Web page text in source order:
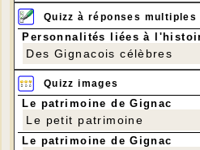
Quizz à réponses multiples
Personnalités liées à
Des Gignacois célèbres
Quizz images
Le patrimoine de Gignac
Le petit patrimoine
Le patrimoine de Gignac